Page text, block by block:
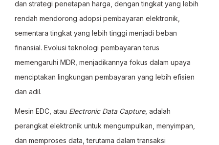
dan strategi penetapan harga, dengan tingkat yang lebih
rendah mendorong adopsi pembayaran elektronik,
sementara tingkat yang lebih tinggi menjadi beban
finansial. Evolusi teknologi pembayaran terus
memengaruhi MDR, menjadikannya fokus dalam upaya
menciptakan lingkungan pembayaran yang lebih efisien
dan adil.
Mesin EDC, atau Electronic Data Capture, adalah
perangkat elektronik untuk mengumpulkan, menyimpan,
dan memproses data, terutama dalam transaksi